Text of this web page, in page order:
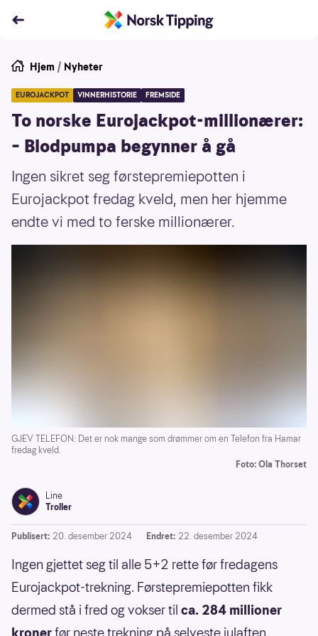
Hjem / Nyheter
EUROJACKPOT VINNERHISTORIE FREMSIDE
To norske Eurojackpot-millionærer:
– Blodpumpa begynner å gå
Ingen sikret seg førstepremiepotten i
Eurojackpot fredag kveld, men her hjemme
endte vi med to ferske millionærer.
GJEV TELEFON: Det er nok mange som drømmer om en Telefon fra Hamar
fredag kveld.
Foto: Ola Thorset
Line
Troller
Publisert: 20. desember 2024 Endret: 22. desember 2024
Ingen gjettet seg til alle 5+2 rette før fredagens
Eurojackpot-trekning. Førstepremiepotten fikk
dermed stå i fred og vokser til ca. 284 millioner